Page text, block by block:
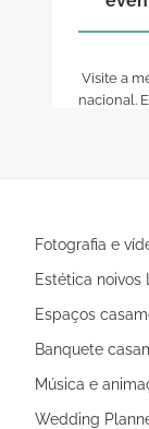
Visite a
nacional.
Fotografia e
Estética noivos
Espaços
Banquete
Música e
Wedding